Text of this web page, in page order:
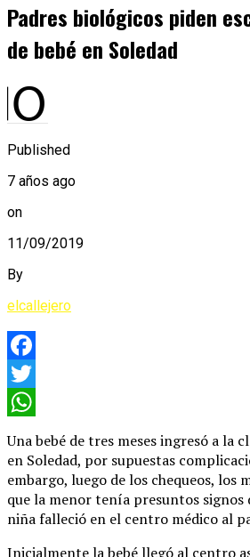
Padres biológicos piden
de bebé en Soledad
Published
7 años ago
on
11/09/2019
By
elcallejero
Facebook
Twitter
Una bebé de tres meses ingresó a la
en Soledad, por supuestas
embargo, luego de los chequeos, los
que la menor tenía presuntos signos
niña falleció en el centro médico al
Inicialmente la bebé llegó al centro